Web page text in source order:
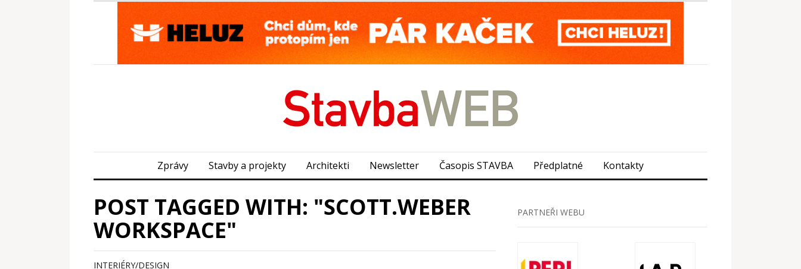
Zprávy Stavby a projekty Architekti Newsletter Časopis STAVBA Předplatné Kontakty
POST TAGGED WITH: "SCOTT.WEBER
WORKSPACE"
INTERIÉRY/DESIGN
PARTNEŘI WEBU